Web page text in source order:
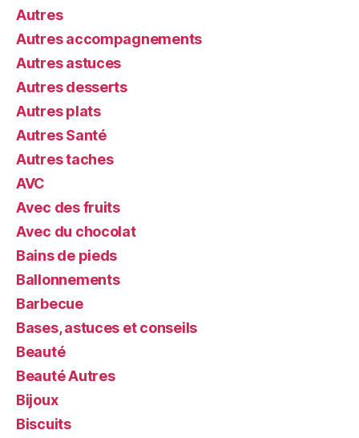
Autres
Autres accompagnements
Autres astuces
Autres desserts
Autres plats
Autres Santé
Autres taches
AVC
Avec des fruits
Avec du chocolat
Bains de pieds
Ballonnements
Barbecue
Bases, astuces et conseils
Beauté
Beauté Autres
Bijoux
Biscuits